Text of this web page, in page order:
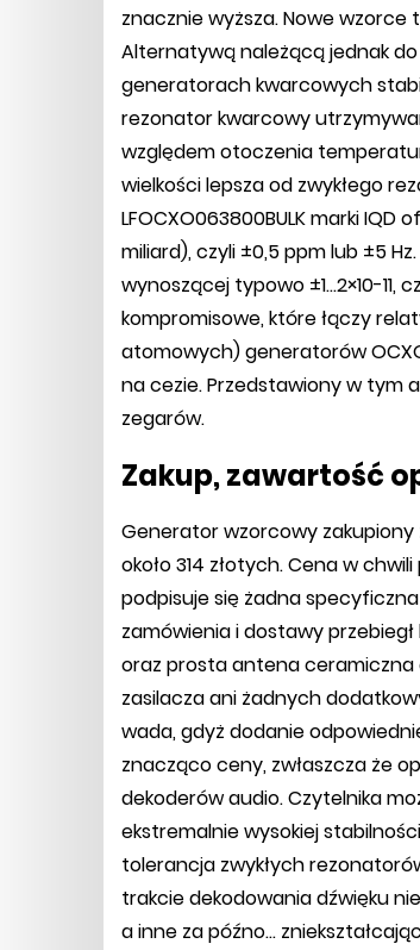
znacznie wyższa. Nowe wzorce
Alternatywą należącą jednak
generatorach kwarcowych
rezonator kwarcowy
względem otoczenia
wielkości lepsza od zwykłego
LFOCXO063800BULK marki
miliard), czyli ±0,5 ppm lub ±5
wynoszącej typowo ±1...2×10-11,
kompromisowe, które łączy
atomowych) generatorów
na cezie. Przedstawiony w tym
zegarów.
Zakup, zawartość
Generator wzorcowy zakupiony
około 314 złotych. Cena w
podpisuje się żadna
zamówienia i dostawy
oraz prosta antena
zasilacza ani żadnych
wada, gdyż dodanie
znacząco ceny, zwłaszcza że
dekoderów audio. Czytelnika
ekstremalnie wysokiej
tolerancja zwykłych
trakcie dekodowania dźwięku
a inne za późno...